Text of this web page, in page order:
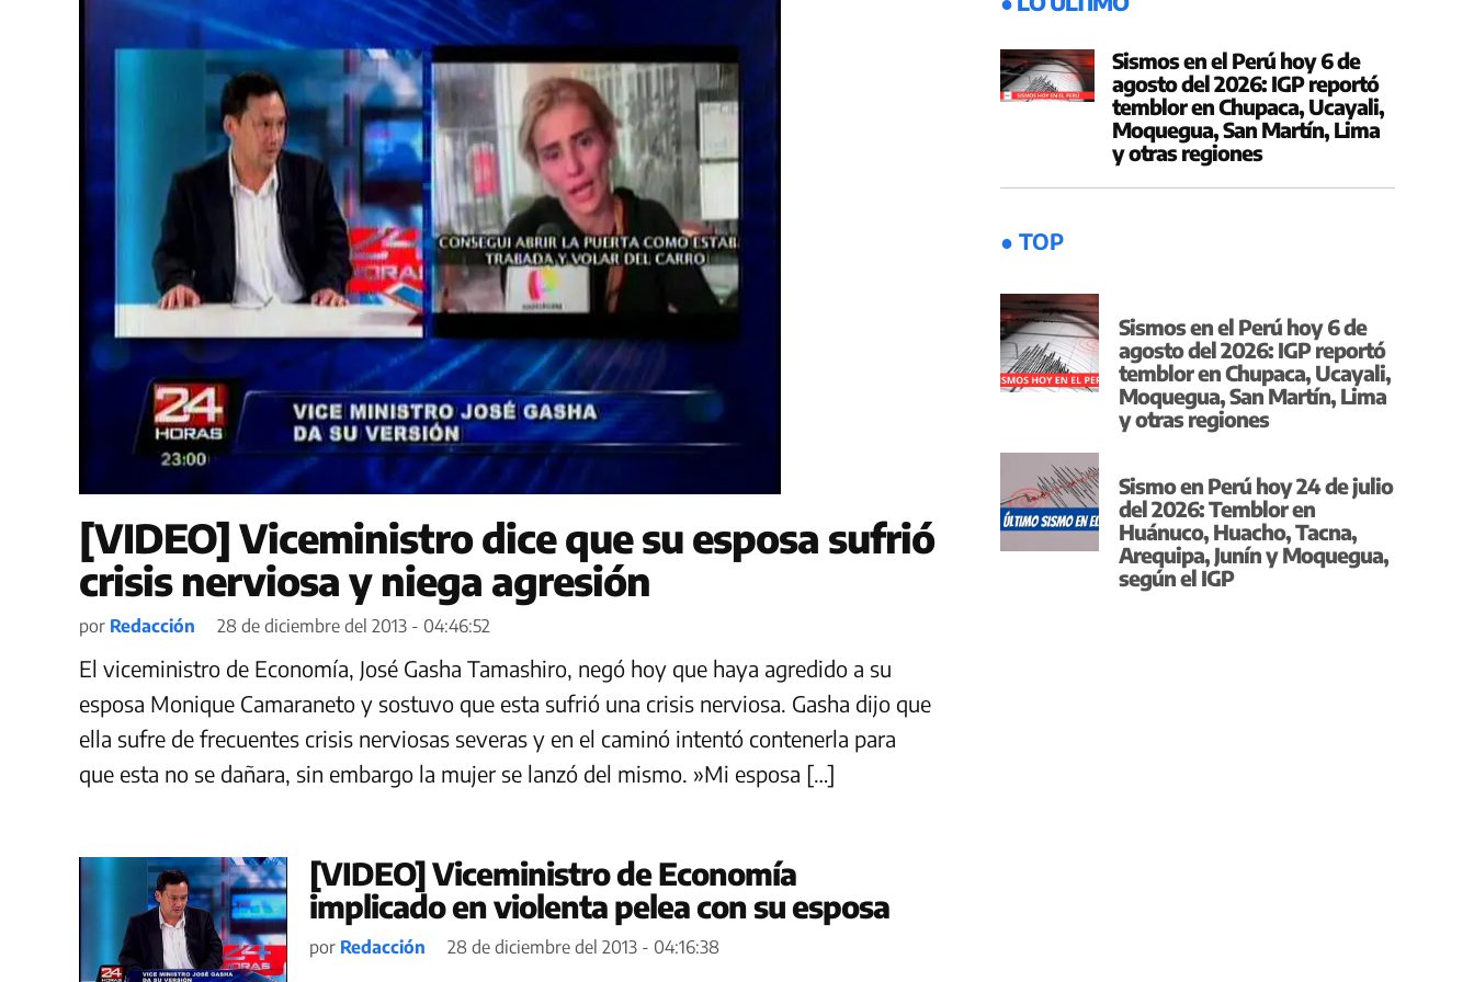
[VIDEO] Viceministro dice que su esposa sufrió
crisis nerviosa y niega agresión
por Redacción 28 de diciembre del 2013 - 04:46:52
El viceministro de Economía, José Gasha Tamashiro, negó hoy que haya agredido a su
esposa Monique Camaraneto y sostuvo que esta sufrió una crisis nerviosa. Gasha dijo que
ella sufre de frecuentes crisis nerviosas severas y en el caminó intentó contenerla para
que esta no se dañara, sin embargo la mujer se lanzó del mismo. ​»Mi esposa […]
[VIDEO] Viceministro de Economía
implicado en violenta pelea con su esposa
por Redacción 28 de diciembre del 2013 - 04:16:38
Sismos en el Perú hoy 6 de
agosto del 2026: IGP reportó
temblor en Chupaca, Ucayali,
Moquegua, San Martín, Lima
y otras regiones
● TOP
Sismos en el Perú hoy 6 de
agosto del 2026: IGP reportó
temblor en Chupaca, Ucayali,
Moquegua, San Martín, Lima
y otras regiones
Sismo en Perú hoy 24 de julio
del 2026: Temblor en
Huánuco, Huacho, Tacna,
Arequipa, Junín y Moquegua,
según el IGP